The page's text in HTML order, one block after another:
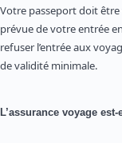
Votre passeport doit
prévue de votre entrée
refuser l’entrée aux
de validité minimale.
L’assurance voyage